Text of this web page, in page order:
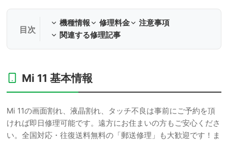
機種情報 修理料金
注意事項
関連する修理記事
Mi 11 基本情報
Mi 11の画面割れ、液晶割れ、タッチ不良は事前にご予約を頂
ければ即日修理可能です。遠方にお住まいの方もご安心くださ
い。全国対応・往復送料無料の「郵送修理」も大歓迎です！ま